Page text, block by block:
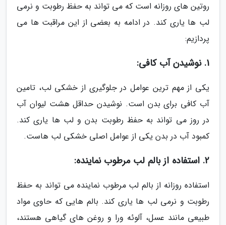
روتین های روزانه است که می تواند به حفظ رطوبت و نرمی
لب ها یاری کند. در ادامه به بعضی از این مراقبت ها می
پردازیم:
1. نوشیدن آب کافی:
یکی از مهم ترین عوامل در جلوگیری از خشکی لب، تامین
آب کافی برای بدن است. نوشیدن حداقل هشت لیوان آب
در روز می تواند به حفظ رطوبت بدن و لب ها یاری کند.
کمبود آب در بدن یکی از عوامل اصلی خشکی لب هاست.
2. استفاده از بالم لب مرطوب نماینده:
استفاده روزانه از بالم لب مرطوب نماینده می تواند به حفظ
رطوبت و نرمی لب ها یاری کند. بالم هایی که حاوی مواد
طبیعی مانند عسل، آلوئه ورا و روغن های گیاهی هستند،